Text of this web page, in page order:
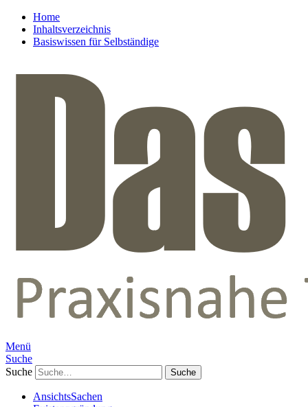
Home
Inhaltsverzeichnis
Basiswissen für Selbständige
Menü
Suche
Suche
AnsichtsSachen